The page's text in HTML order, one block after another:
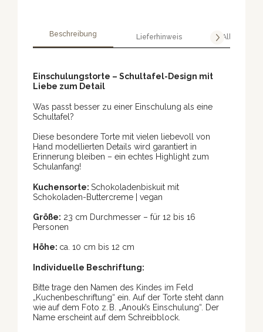
Beschreibung Lieferhinweis Allergene
Einschulungstorte – Schultafel-Design mit
Liebe zum Detail
Was passt besser zu einer Einschulung als eine
Schultafel?
Diese besondere Torte mit vielen liebevoll von
Hand modellierten Details wird garantiert in
Erinnerung bleiben – ein echtes Highlight zum
Schulanfang!
Kuchensorte: Schokoladenbiskuit mit
Schokoladen-Buttercreme | vegan
Größe: 23 cm Durchmesser – für 12 bis 16
Personen
Höhe: ca. 10 cm bis 12 cm
Individuelle Beschriftung:
Bitte trage den Namen des Kindes im Feld
„Kuchenbeschriftung“ ein. Auf der Torte steht dann
wie auf dem Foto z. B. „Anouk’s Einschulung“. Der
Name erscheint auf dem Schreibblock.